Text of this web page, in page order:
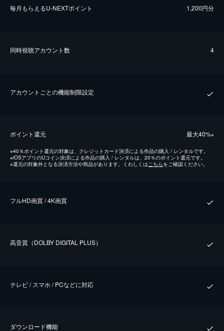
毎⽉もらえるU-NEXTポイント 1,200円分
同時視聴アカウント数 4
アカウントごとの機能制限設定
ポイント還元 最⼤40%※
※40％ポイント還元の対象は、クレジットカード決済による作品の購入 / レンタルです。
※iOSアプリのUコイン決済による作品の購入 / レンタルは、20％のポイント還元です。
※還元の対象外となる決済方法や商品があります。くわしくは こちらをご確認ください。
フルHD画質 / 4K画質
⾼⾳質（DOLBY DIGITAL PLUS）
テレビ / スマホ / PCなどに対応
ダウンロード機能